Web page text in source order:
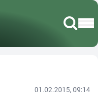
01.02.2015, 09:14